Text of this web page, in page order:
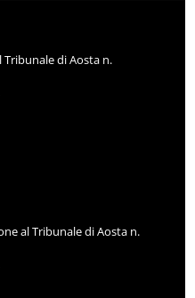
di Aosta n.
al Tribunale di Aosta n.